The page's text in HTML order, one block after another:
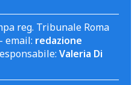
reg. Tribunale Roma
email: redazione
Valeria Di